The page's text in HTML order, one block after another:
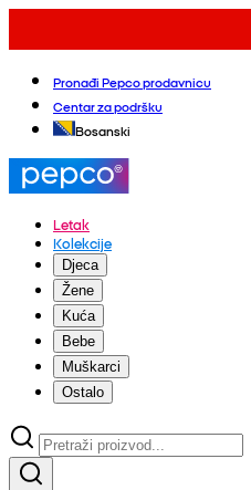
Pronađi Pepco prodavnicu
Centar za podršku
Bosanski
Letak
Kolekcije
Djeca
Žene
Kuća
Bebe
Muškarci
Ostalo